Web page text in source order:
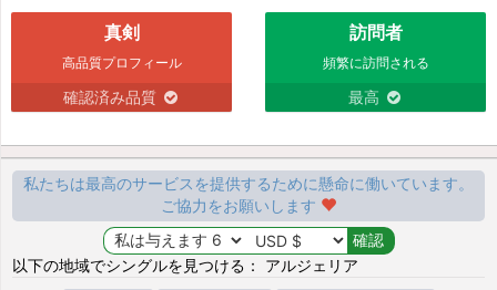
真剣
高品質プロフィール
確認済み品質
訪問者
頻繁に訪問される
最高
私たちは最高のサービスを提供するために懸命に働いています。
ご協力をお願いします
以下の地域でシングルを見つける： アルジェリア